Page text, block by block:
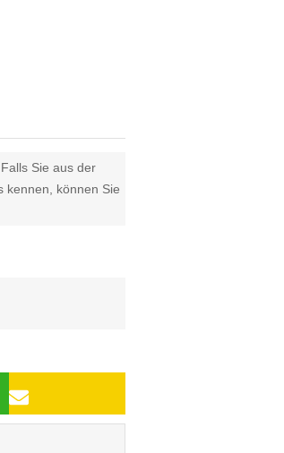
Sie aus der
kennen, können Sie